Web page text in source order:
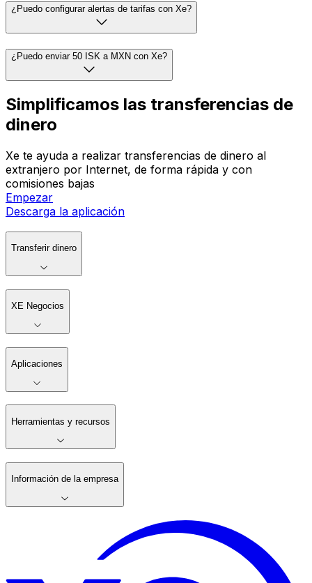
¿Puedo configurar alertas de tarifas con Xe?
¿Puedo enviar 50 ISK a MXN con Xe?
Simplificamos las transferencias de
dinero
Xe te ayuda a realizar transferencias de dinero al
extranjero por Internet, de forma rápida y con
comisiones bajas
Empezar
Descarga la aplicación
Transferir dinero
XE Negocios
Aplicaciones
Herramientas y recursos
Información de la empresa